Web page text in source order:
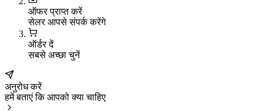
ऑफर प्राप्त करें
सेलर आपसे संपर्क करेंगे
ऑर्डर दें
सबसे अच्छा चुनें
अनुरोध करें
हमें बताएं कि आपको क्या चाहिए